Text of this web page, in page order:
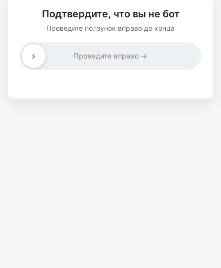
Подтвердите, что вы не бот
Проведите ползунок вправо до конца
Проведите вправо →
›